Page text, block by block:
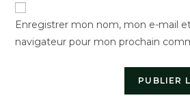
votre
site
(facultatif)
Enregistrer mon nom, mon e-mail
navigateur pour mon prochain